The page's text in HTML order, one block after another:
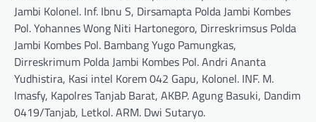
Jambi Kolonel. Inf. Ibnu S, Dirsamapta Polda Jambi Kombes
Pol. Yohannes Wong Niti Hartonegoro, Dirreskrimsus Polda
Jambi Kombes Pol. Bambang Yugo Pamungkas,
Dirreskrimum Polda Jambi Kombes Pol. Andri Ananta
Yudhistira, Kasi intel Korem 042 Gapu, Kolonel. INF. M.
Imasfy, Kapolres Tanjab Barat, AKBP. Agung Basuki, Dandim
0419/Tanjab, Letkol. ARM. Dwi Sutaryo.